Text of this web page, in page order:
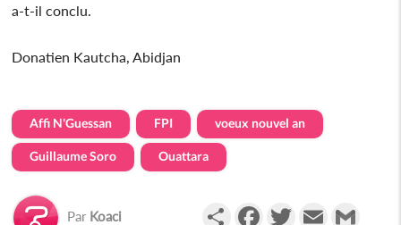
a-t-il conclu.
Donatien Kautcha, Abidjan
Affi N'Guessan FPI voeux nouvel an
Guillaume Soro Ouattara
Par Koaci PartagerFacebookTwitterEmail